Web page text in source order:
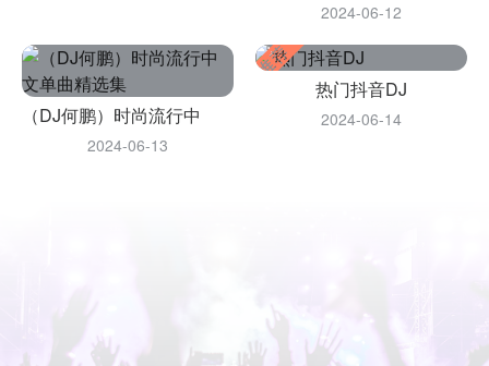
2024-06-12
2024-06-13
热门抖音DJ
2024-06-14